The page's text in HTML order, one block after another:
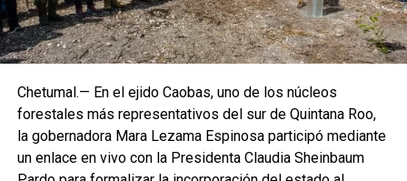
Chetumal.— En el ejido Caobas, uno de los núcleos
forestales más representativos del sur de Quintana Roo,
la gobernadora Mara Lezama Espinosa participó mediante
un enlace en vivo con la Presidenta Claudia Sheinbaum